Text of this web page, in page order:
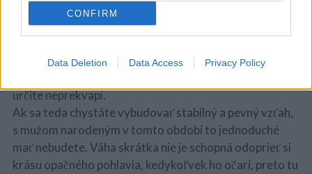
CONFIRM
Data Deletion Data Access Privacy Policy
oblečeného. Ak sa chystáte okamžite vyjsť na lov
jedného z týchto krásavcov, veľmi sa neradujte. Mnoho
dokonca Gigolovia. Informácia, že títo páni najčastejšie
určite neprekvapí.
Ak sa teda chystáte vybudovať stabilný a pevný vzťah,
s mužom narodeným v tomto období to jednoduché
mať nebudete. Váha skrátka nie je schopná odoprieť si
krásu opačného pohlavia, kedykoľvek ho očarí, preto tu